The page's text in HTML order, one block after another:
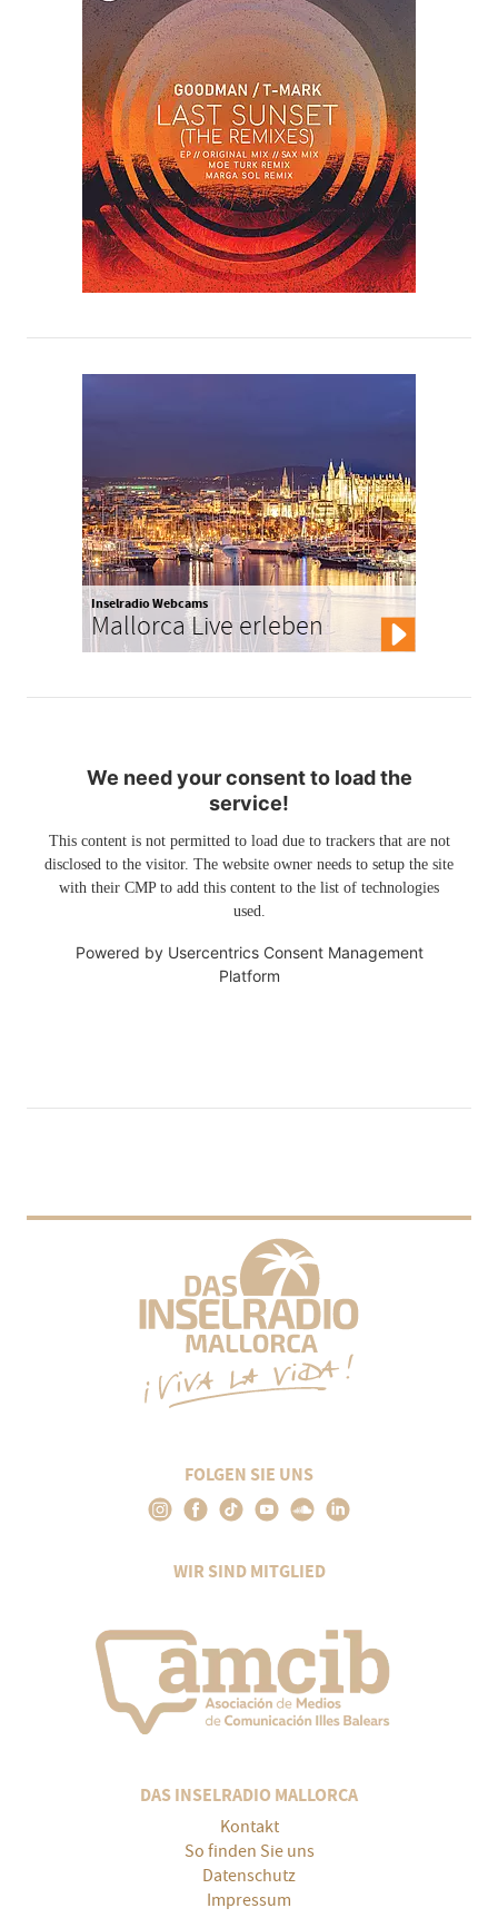
Inselradio Webcams
Mallorca Live erleben
We need your consent to load the
service!
This content is not permitted to load due to trackers that are not
disclosed to the visitor. The website owner needs to setup the site
with their CMP to add this content to the list of technologies
used.
Powered by Usercentrics Consent Management
Platform
FOLGEN SIE UNS
WIR SIND MITGLIED
DAS INSELRADIO MALLORCA
Kontakt
So finden Sie uns
Datenschutz
Impressum